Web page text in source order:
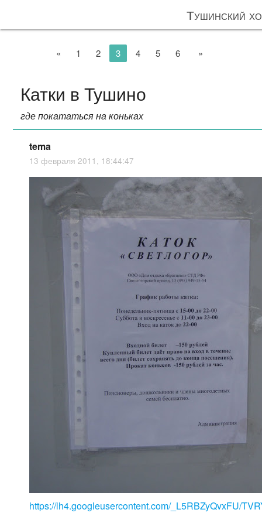
Тушинский
« 1 2 3 4 5 6 »
Катки в Тушино
где покататься на коньках
tema
13 февраля 2011, 18:44:47
https://lh4.googleusercontent.com/_L5RBZyQvxFU/